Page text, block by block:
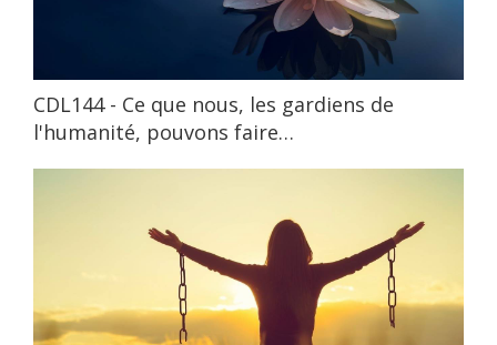
CDL144 - Ce que nous, les gardiens de
l'humanité, pouvons faire…